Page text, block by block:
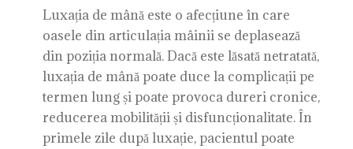
Luxația de mână este o afecțiune în care
oasele din articulația mâinii se deplasează
din poziția normală. Dacă este lăsată netratată,
luxația de mână poate duce la complicații pe
termen lung și poate provoca dureri cronice,
reducerea mobilității și disfuncționalitate. În
primele zile după luxație, pacientul poate